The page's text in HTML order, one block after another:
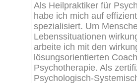
Als Heilpraktiker für
habe ich mich auf
spezialisiert. Um
Lebenssituationen
arbeite ich mit den
lösungsorientierten
Psychotherapie. Als
Psychologisch-